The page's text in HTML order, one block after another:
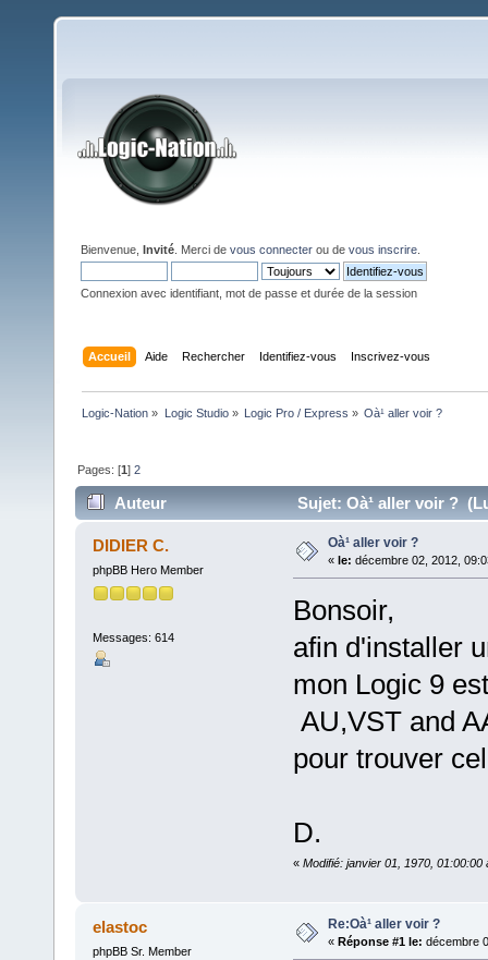
Bienvenue, Invité . Merci de vous connecter ou de vous inscrire
Connexion avec identifiant, mot de passe et durée de la session
Accueil Aide Rechercher Identifiez-vous Inscrivez-vous
Logic-Nation » Logic Studio» Logic Pro / Express » Oà¹ aller voir ?
Pages: [1]2
Auteur Sujet: Oà¹ aller voir ?
DIDIER C.
phpBB Hero Member
Messages: 614
Oà¹ aller voir ?
« le: décembre 02, 2012,
Bonsoir,
afin d'installer
mon Logic 9
AU,VST and
pour trouver
D.
« Modifié: janvier 01, 1970, 01:00:00
elastoc
phpBB Sr. Member
Re:Oà¹ aller voir ?
« Réponse #1 le: décembre